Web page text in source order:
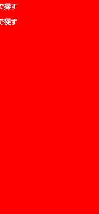
探す
探す